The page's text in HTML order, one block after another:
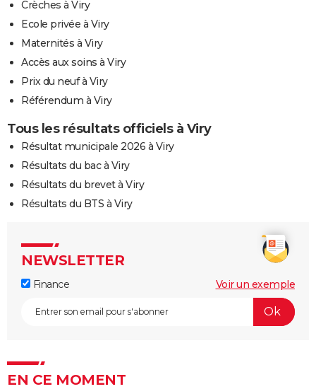
Crèches à Viry
Ecole privée à Viry
Maternités à Viry
Accès aux soins à Viry
Prix du neuf à Viry
Référendum à Viry
Tous les résultats officiels à Viry
Résultat municipale 2026 à Viry
Résultats du bac à Viry
Résultats du brevet à Viry
Résultats du BTS à Viry
NEWSLETTER
Finance Voir un exemple
EN CE MOMENT